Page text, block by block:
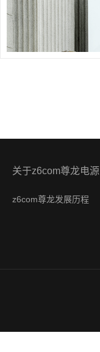
关于z6com尊龙电源
z6com尊龙发展历程